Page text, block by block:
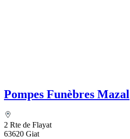
Pompes Funèbres Mazal
2 Rte de Flayat
63620 Giat